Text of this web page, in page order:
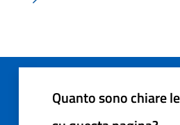
Pagina successiva
Quanto sono chiare